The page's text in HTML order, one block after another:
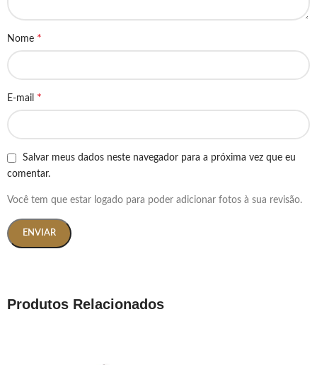
Nome *
E-mail *
Salvar meus dados neste navegador para a próxima vez que eu
comentar.
Você tem que estar logado para poder adicionar fotos à sua revisão.
Produtos Relacionados